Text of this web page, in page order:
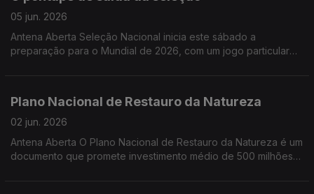
caso de incumprimento. Estamos perante uma simplificação
vulneráveis? O que pensa da prestação social única? 800 22
01 01 22 33 999 56
05 jun. 2026
Antena Aberta Seleção Nacional inicia este sábado a
preparação para o Mundial de 2026, com um jogo particular
Plano Nacional de Restauro da Natureza
02 jun. 2026
Antena Aberta O Plano Nacional de Restauro da Natureza é um
documento que promete investimento médio de 500 milhões